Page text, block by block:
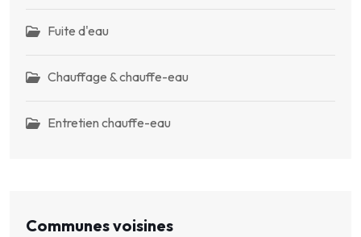
Fuite d'eau
Chauffage & chauffe-eau
Entretien chauffe-eau
Communes voisines